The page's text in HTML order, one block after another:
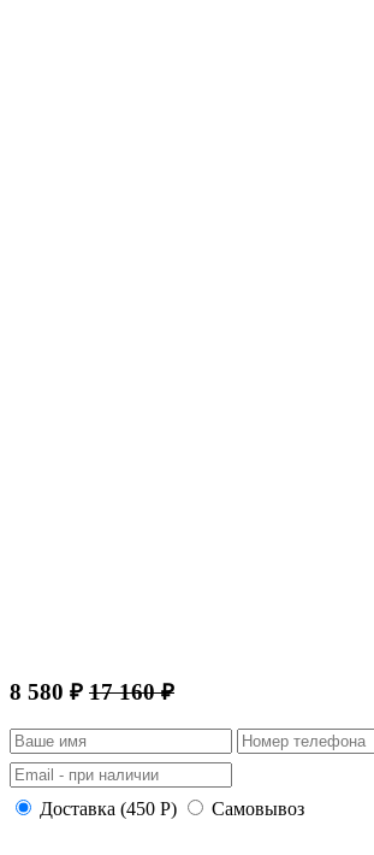
8 580 ₽ 17 160 ₽
Доставка (450 Р) Самовывоз